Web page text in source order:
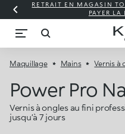
RETRAIT EN MAGASIN
PAYER LA
Maquillage Mains Vernis à
Power Pro
Vernis à ongles au fini
jusqu’à 7 jours